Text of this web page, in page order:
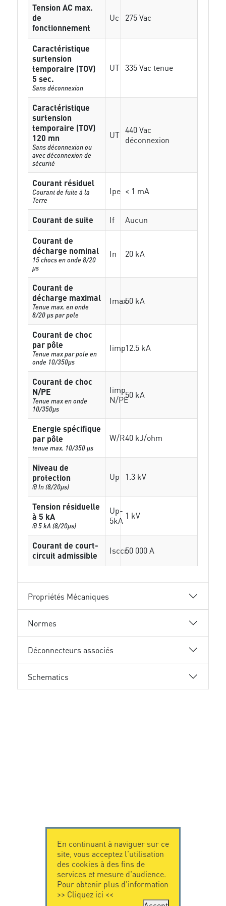
Tension AC max.
de
fonctionnement
Uc 275 Vac
Caractéristique
surtension
temporaire (TOV)
5 sec.
Sans déconnexion
UT 335 Vac tenue
Caractéristique
surtension
temporaire (TOV)
120 mn
Sans déconnexion ou
avec déconnexion de
sécurité
UT 440 Vac
déconnexion
Courant résiduel
Courant de fuite à la
Terre
Ipe < 1 mA
Courant de suite If
Aucun
Courant de
décharge nominal
15 chocs en onde 8/20
µs
In 20 kA
Courant de
décharge maximal
Tenue max. en onde
8/20 µs par pole
Imax50 kA
Courant de choc
par pôle
Tenue max par pole en
onde 10/350µs
Iimp12.5 kA
Courant de choc
N/PE
Tenue max en onde
10/350µs
Iimp
N/PE50 kA
Energie spécifique
par pôle
tenue max. 10/350 µs
W/R40 kJ/ohm
Niveau de
protection
@ In (8/20µs)
Up 1.3 kV
Tension résiduelle
à 5 kA
@ 5 kA (8/20µs)
Up-
5kA 1 kV
Courant de court-
circuit admissible
Isccr50 000 A
Propriétés Mécaniques
Normes
Déconnecteurs associés
Schematics
En continuant à naviguer sur ce
site, vous acceptez l'utilisation
des cookies à des fins de
services et mesure d'audience.
Pour obtenir plus d'information
>> Cliquez ici <<